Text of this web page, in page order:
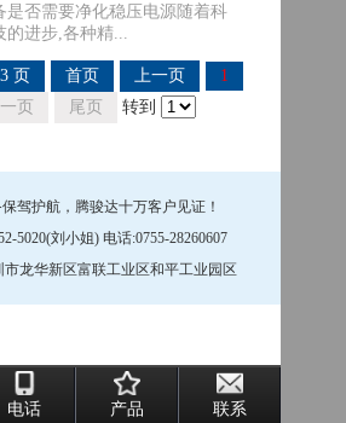
是否需要净化稳压电源随着科
的进步,各种精...
页 首页 上一页
1
页 尾页 转到
驾护航，腾骏达十万客户见证！
5020(刘小姐) 电话:0755-28260607
市龙华新区富联工业区和平工业园区
电话 产品 联系